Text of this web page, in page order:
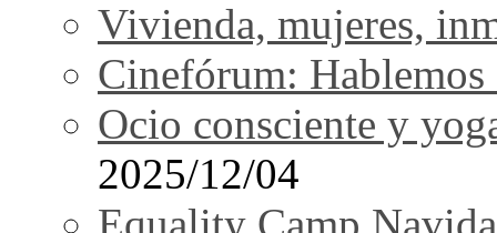
Vivienda, mujeres,
Cinefórum:
Ocio consciente y
2025/12/04
Equality Camp